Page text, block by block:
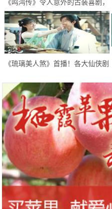
《鸣鸿传》令人意外的古装喜剧，
逗趣中感悟人生，开启喜剧新模式
《琉璃美人煞》首播！各大仙侠剧